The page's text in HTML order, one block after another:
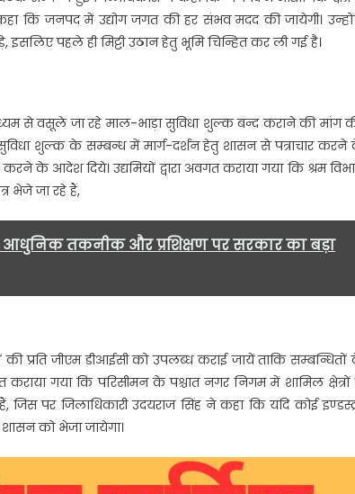
कि जनपद में उद्योग जगत की हर संभव मदद की जायेगी।
इसलिए पहले ही मिट्टी उठान हेतु भूमि चिन्हित कर ली गई है।
से वसूले जा रहे माल-भाड़ा सुविधा शुल्क बन्द कराने की मांग
शुल्क के सम्बन्ध में मार्ग-दर्शन हेतु शासन से पत्राचार
के आदेश दिये। उद्यमियों द्वारा अवगत कराया गया कि श्रम
भेजे जा रहे हैं,
तकनीक और प्रशिक्षण पर सरकार का बड़ा
की प्रति जीएम डीआईसी को उपलब्ध कराई जायें ताकि
गया कि परिसीमन के पश्चात नगर निगम में शामिल
जिस पर जिलाधिकारी उदयराज सिंह ने कहा कि यदि कोई
को भेजा जायेगा।